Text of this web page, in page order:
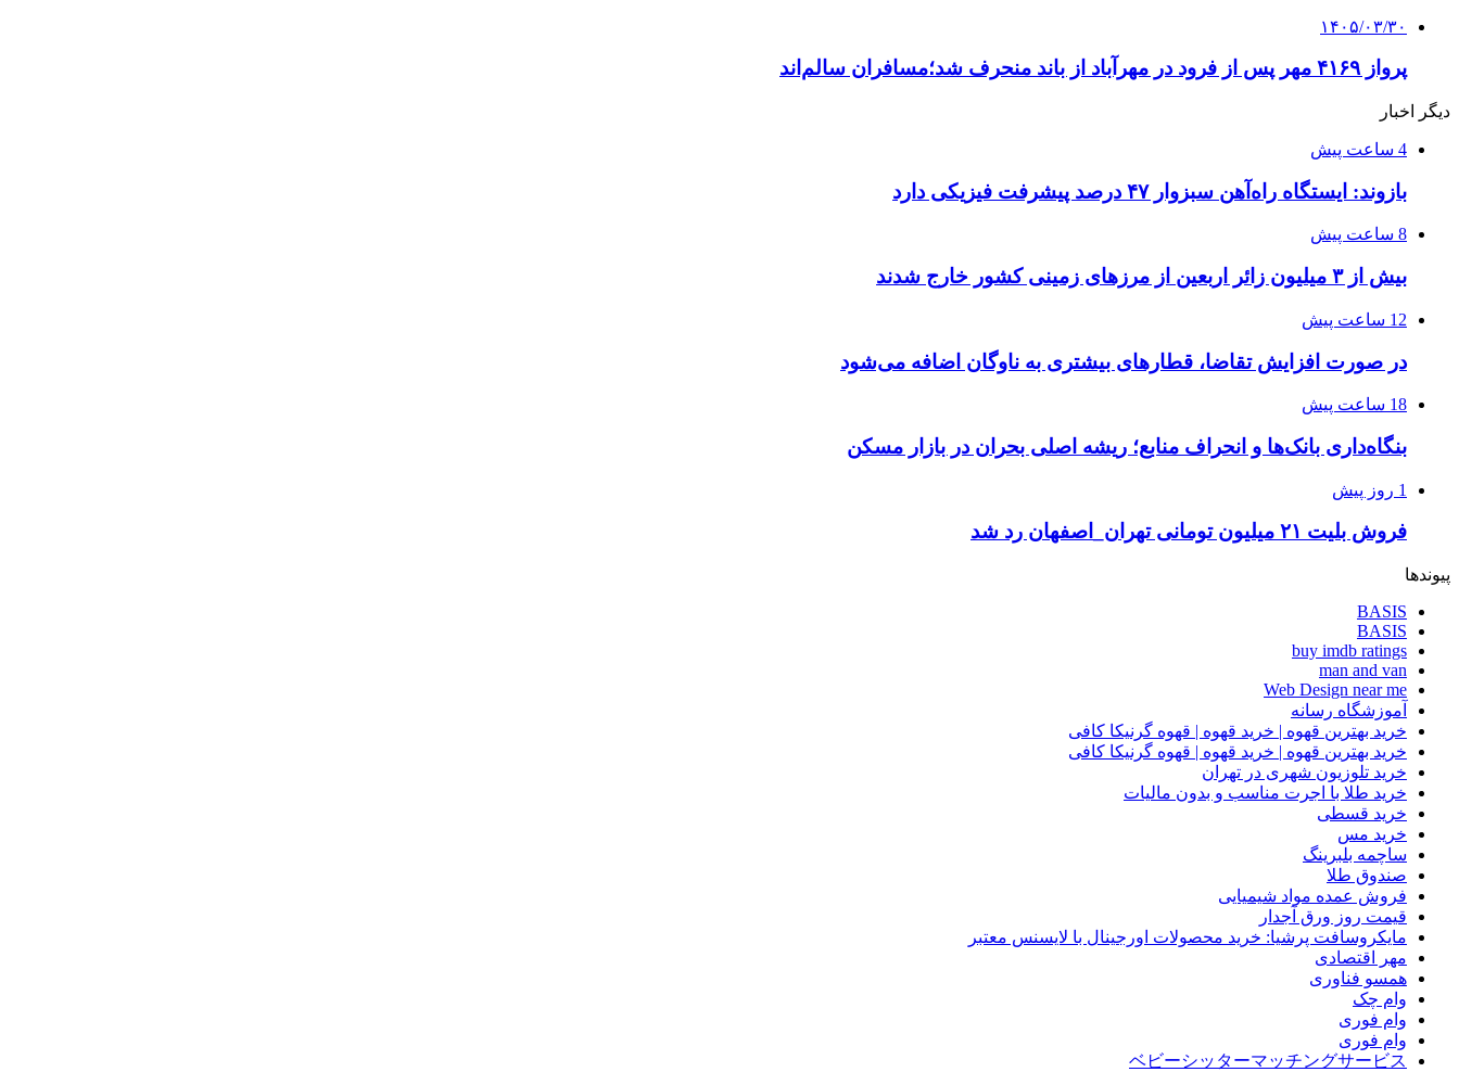
۱۴۰۵/۰۳/۳۰
پرواز ۴۱۶۹ مهر پس از فرود در مهرآباد از باند منحرف شد؛مسافران سالم‌اند
دیگر اخبار
4 ساعت پیش
بازوند: ایستگاه راه‌آهن سبزوار ۴۷ درصد پیشرفت فیزیکی دارد
8 ساعت پیش
بیش از ۳ میلیون زائر اربعین از مرزهای زمینی کشور خارج شدند
12 ساعت پیش
در صورت افزایش تقاضا، قطارهای بیشتری به ناوگان اضافه می‌شود
18 ساعت پیش
بنگاه‌داری بانک‌ها و انحراف منابع؛ ریشه اصلی بحران در بازار مسکن
1 روز پیش
فروش بلیت ۲۱ میلیون تومانی تهران_اصفهان رد شد
پیوندها
BASIS
BASIS
buy imdb ratings
man and van
Web Design near me
آموزشگاه رسانه
خرید بهترین قهوه | خرید قهوه | قهوه گرنیکا کافی
خرید بهترین قهوه | خرید قهوه | قهوه گرنیکا کافی
خرید تلوزیون شهری در تهران
خرید طلا با اجرت مناسب و بدون مالیات
خرید قسطی
خرید مس
ساچمه بلبرینگ
صندوق طلا
فروش عمده مواد شیمیایی
قیمت روز ورق آجدار
مایکروسافت پرشیا: خرید محصولات اورجینال با لایسنس معتبر
مهر اقتصادی
همسو فناوری
وام چک
وام فوری
وام فوری
ベビーシッターマッチングサービス